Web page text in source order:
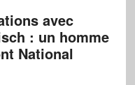
avec
: un homme
National